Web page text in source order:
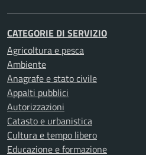
CATEGORIE DI SERVIZIO
Agricoltura e pesca
Ambiente
Anagrafe e stato civile
Appalti pubblici
Autorizzazioni
Catasto e urbanistica
Cultura e tempo libero
Educazione e formazione